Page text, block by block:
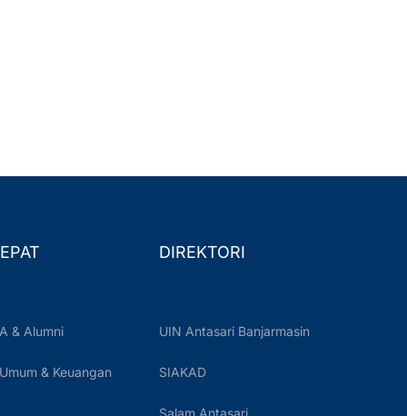
& Alumni
& Keuangan
DIREKTORI
UIN Antasari Banjarmasin
SIAKAD
Salam Antasari